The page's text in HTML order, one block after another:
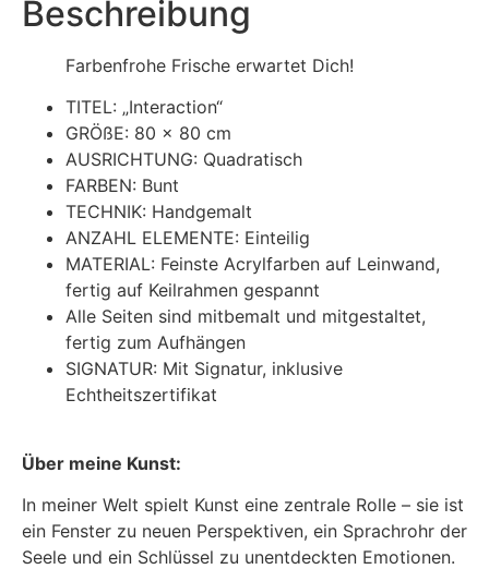
Beschreibung
Farbenfrohe Frische erwartet Dich!
TITEL: „Interaction“
GRÖßE: 80 x 80 cm
AUSRICHTUNG: Quadratisch
FARBEN: Bunt
TECHNIK: Handgemalt
ANZAHL ELEMENTE: Einteilig
MATERIAL: Feinste Acrylfarben auf Leinwand,
fertig auf Keilrahmen gespannt
Alle Seiten sind mitbemalt und mitgestaltet,
fertig zum Aufhängen
SIGNATUR: Mit Signatur, inklusive
Echtheitszertifikat
Über meine Kunst:
In meiner Welt spielt Kunst eine zentrale Rolle – sie ist
ein Fenster zu neuen Perspektiven, ein Sprachrohr der
Seele und ein Schlüssel zu unentdeckten Emotionen.